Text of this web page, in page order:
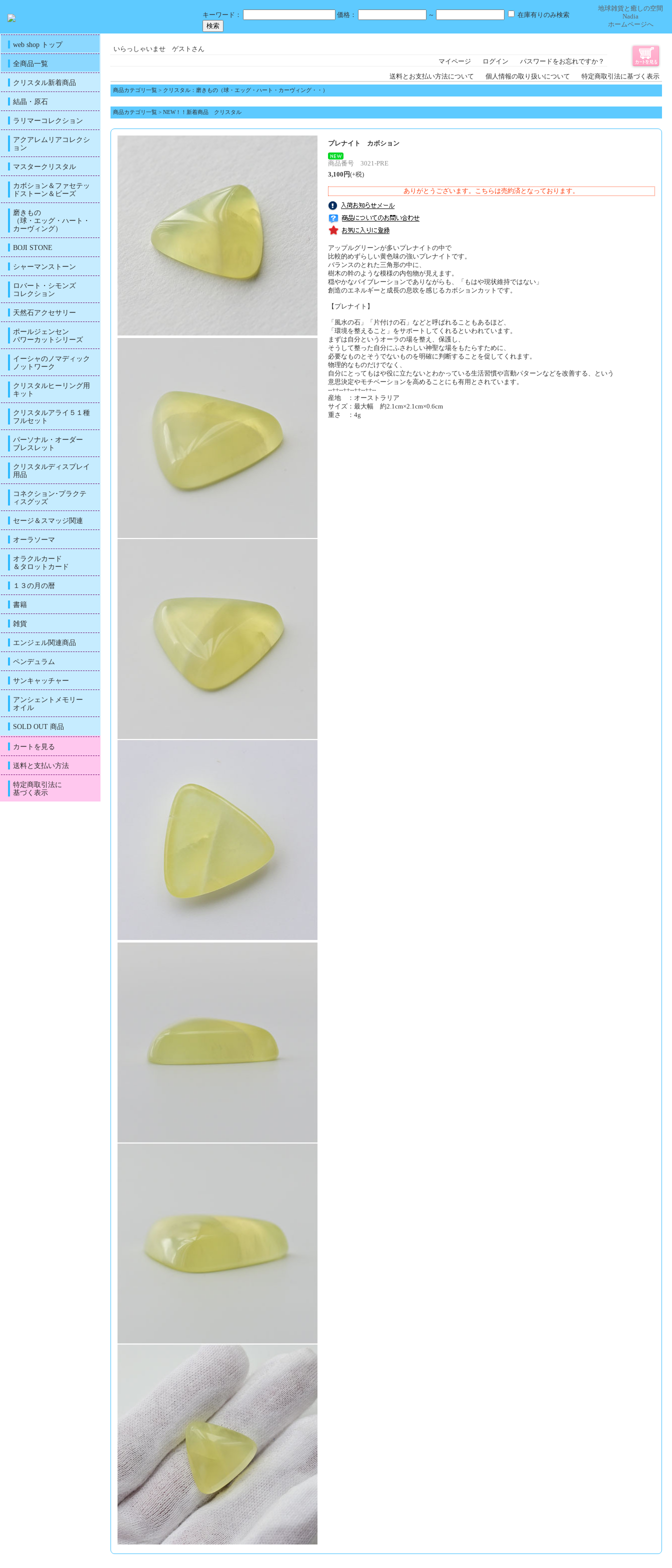
キーワード： 価格： ～ 在庫有りのみ検索
地球雑貨と癒しの空間
Nadia
ホームページへ
web shop トップ
全商品一覧
クリスタル新着商品
結晶・原石
ラリマーコレクション
アクアレムリアコレクシ
ョン
マスタークリスタル
カボション＆ファセテッ
ドストーン＆ビーズ
磨きもの
（球・エッグ・ハート・
カーヴィング）
BOJI STONE
シャーマンストーン
ロバート・シモンズ
コレクション
天然石アクセサリー
ポールジェンセン
パワーカットシリーズ
イーシャのノマディック
ノットワーク
クリスタルヒーリング用
キット
クリスタルアライ５１種
フルセット
パーソナル・オーダー
ブレスレット
クリスタルディスプレイ
用品
コネクション･プラクテ
ィスグッズ
セージ＆スマッジ関連
オーラソーマ
オラクルカード
＆タロットカード
１３の月の暦
書籍
雑貨
エンジェル関連商品
ペンデュラム
サンキャッチャー
アンシェントメモリー
オイル
SOLD OUT 商品
カートを見る
送料と支払い方法
特定商取引法に
基づく表示
いらっしゃいませ ゲストさん
マイページ
ログイン パスワードをお忘れですか？
送料とお支払い方法について 個人情報の取り扱いについて 特定商取引法に基づく表示
商品カテゴリ一覧 > クリスタル：磨きもの（球・エッグ・ハート・カーヴィング・・）
商品カテゴリ一覧 > NEW！！新着商品 クリスタル
プレナイト カボション
商品番号 3021-PRE
3,100円(+税)
ありがとうございます。こちらは売約済となっております。
アップルグリーンが多いプレナイトの中で
比較的めずらしい黄色味の強いプレナイトです。
バランスのとれた三角形の中に、
樹木の幹のような模様の内包物が見えます。
穏やかなバイブレーションでありながらも、「もはや現状維持ではない」
創造のエネルギーと成長の息吹を感じるカボションカットです。
【プレナイト】
「風水の石」「片付けの石」などと呼ばれることもあるほど、
「環境を整えること」をサポートしてくれるといわれています。
まずは自分というオーラの場を整え、保護し、
そうして整った自分にふさわしい神聖な場をもたらすために、
必要なものとそうでないものを明確に判断することを促してくれます。
物理的なものだけでなく、
自分にとってもはや役に立たないとわかっている生活習慣や言動パターンなどを改善する、という
意思決定やモチベーションを高めることにも有用とされています。
--++--++--++--++--
産地 ：オーストラリア
サイズ：最大幅 約2.1cm×2.1cm×0.6cm
重さ ：4g